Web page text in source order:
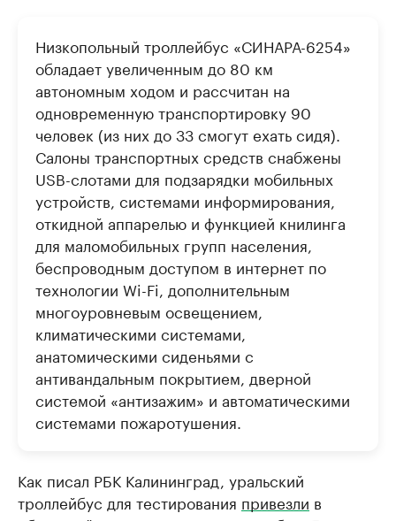
Низкопольный троллейбус «СИНАРА-6254»
обладает увеличенным до 80 км
автономным ходом и рассчитан на
одновременную транспортировку 90
человек (из них до 33 смогут ехать сидя).
Салоны транспортных средств снабжены
USB-слотами для подзарядки мобильных
устройств, системами информирования,
откидной аппарелью и функцией книлинга
для маломобильных групп населения,
беспроводным доступом в интернет по
технологии Wi-Fi, дополнительным
многоуровневым освещением,
климатическими системами,
анатомическими сиденьями с
антивандальным покрытием, дверной
системой «антизажим» и автоматическими
системами пожаротушения.
Как писал РБК Калининград, уральский
троллейбус для тестирования привезли в